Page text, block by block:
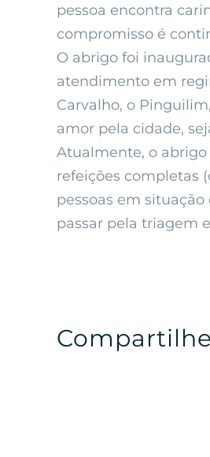
pessoa encontra
compromisso é
O abrigo foi
atendimento em
Carvalho, o
amor pela cidade,
Atualmente, o abrigo
refeições completas
pessoas em
passar pela triagem